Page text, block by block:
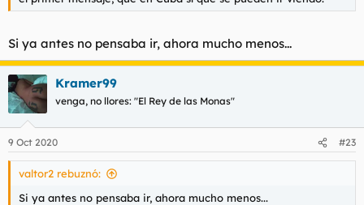
Si ya antes no pensaba ir, ahora mucho menos...
Kramer99
venga, no llores: "El Rey de las Monas"
9 Oct 2020 #23
valtor2 rebuznó:
Si ya antes no pensaba ir, ahora mucho menos...